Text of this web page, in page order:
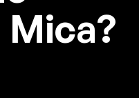
Mica?